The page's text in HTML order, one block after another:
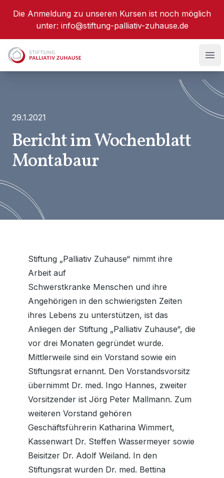
Die Anmeldung zu unseren Kursen ist noch möglich
unter: info@stiftung-palliativ-zuhause.de
Stiftung Palliativ Zuhause
29.1.2021
Bericht im Wochenblatt
Montabaur
Stiftung „Palliativ Zuhause“ nimmt ihre
Arbeit auf
Schwerstkranke Menschen und ihre
Angehörigen in den schwierigsten Zeiten
ihres Lebens zu unterstützen, ist das
Anliegen der Stiftung „Palliativ Zuhause“, die
vor drei Monaten gegründet wurde.
Mittlerweile sind ein Vorstand sowie ein
Stiftungsrat ernannt. Den Vorstandsvorsitz
übernimmt Dr. med. Ingo Hannes, zweiter
Vorsitzender ist Jörg Peter Mallmann. Zum
weiteren Vorstand gehören
Geschäftsführerin Katharina Wimmert,
Kassenwart Dr. Steffen Wassermeyer sowie
Beisitzer Dr. Adolf Weiland. In den
Stiftungsrat wurden Dr. med. Bettina